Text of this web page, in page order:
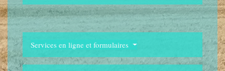
Services en ligne et formulaires